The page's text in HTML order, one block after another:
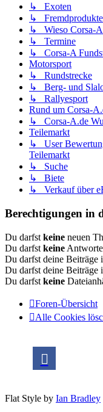
↳ Exoten
↳ Fremdprodukte
↳ Wieso Corsa-
↳ Termine
↳ Corsa-A
Motorsport
↳ Rundstrecke
↳ Berg- und
↳ Rallyesport
Rund um Corsa-
↳ Corsa-A.de
Teilemarkt
↳ User
Teilemarkt
↳ Suche
↳ Biete
↳ Verkauf über
Berechtigungen in
Du darfst keine neuen
Du darfst keine
Du darfst deine Beiträge
Du darfst deine Beiträge
Du darfst keine
Foren-Übersicht
Alle Cookies
Flat Style by Ian Bradley